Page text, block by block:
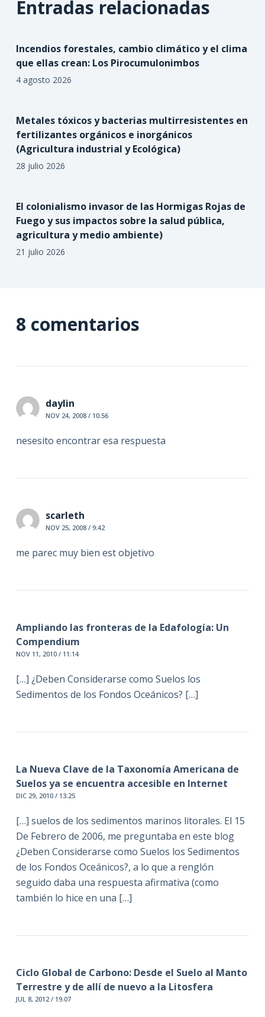
Entradas relacionadas
Incendios forestales, cambio climático y el clima
que ellas crean: Los Pirocumulonimbos
4 agosto 2026
Metales tóxicos y bacterias multirresistentes en
fertilizantes orgánicos e inorgánicos
(Agricultura industrial y Ecológica)
28 julio 2026
El colonialismo invasor de las Hormigas Rojas de
Fuego y sus impactos sobre la salud pública,
agricultura y medio ambiente)
21 julio 2026
8 comentarios
daylin
NOV 24, 2008 / 10:56
nesesito encontrar esa respuesta
scarleth
NOV 25, 2008 / 9:42
me parec muy bien est objetivo
Ampliando las fronteras de la Edafología: Un
Compendium
NOV 11, 2010 / 11:14
[…] ¿Deben Considerarse como Suelos los
Sedimentos de los Fondos Oceánicos? […]
La Nueva Clave de la Taxonomía Americana de
Suelos ya se encuentra accesible en Internet
DIC 29, 2010 / 13:25
[…] suelos de los sedimentos marinos litorales. El 15
De Febrero de 2006, me preguntaba en este blog
¿Deben Considerarse como Suelos los Sedimentos
de los Fondos Oceánicos?, a lo que a renglón
seguido daba una respuesta afirmativa (como
también lo hice en una […]
Ciclo Global de Carbono: Desde el Suelo al Manto
Terrestre y de allí de nuevo a la Litosfera
JUL 8, 2012 / 19:07